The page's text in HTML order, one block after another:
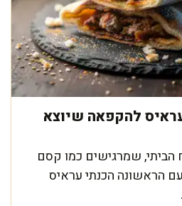
עראיס להקפאה שיוצא
שמרגישים כמו קסם
הראשונה הכנתי עראיס